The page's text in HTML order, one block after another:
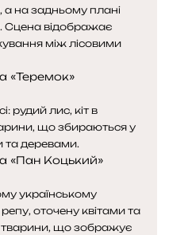
«Теремок»
«Пан Коцький»